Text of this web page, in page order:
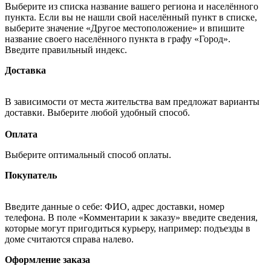
Выберите из списка название вашего региона и населённого
пункта. Если вы не нашли свой населённый пункт в списке,
выберите значение «Другое местоположение» и впишите
название своего населённого пункта в графу «Город».
Введите правильный индекс.
Доставка
В зависимости от места жительства вам предложат варианты
доставки. Выберите любой удобный способ.
Оплата
Выберите оптимальный способ оплаты.
Покупатель
Введите данные о себе: ФИО, адрес доставки, номер
телефона. В поле «Комментарии к заказу» введите сведения,
которые могут пригодиться курьеру, например: подъезды в
доме считаются справа налево.
Оформление заказа